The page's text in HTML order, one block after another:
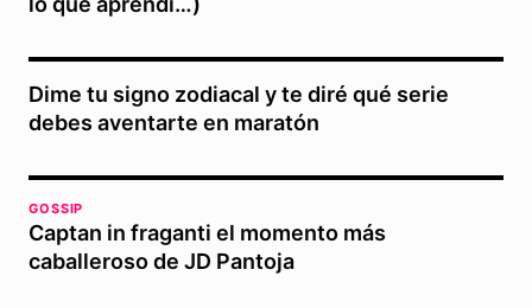
Dime tu signo zodiacal y te diré qué serie
debes aventarte en maratón
GOSSIP
Captan in fraganti el momento más
caballeroso de JD Pantoja